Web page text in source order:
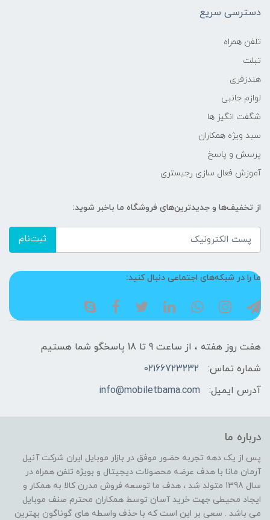
دسترسی سریع
تلفن همراه
تبلت
هندزفری
لوازم جانبی
شگفت انگیز ها
سبد ویژه همکاران
پرسش و پاسخ
آموزش فعال سازی رجیستری
از تخفیف‌ها و جدیدترین‌های فروشگاه ما باخبر شوید:
ثبت‌نام
ما را در شبکه‌های اجتماعی دنبال کنید:
هفت روز هفته ، از ساعت 9 تا 18 پاسخگو شما هستیم
شماره تماس:
02166723232
آدرس ایمیل:
info@mobiletbama.com
درباره ما
پس از یک دهه تجربه حضور موفق در بازار موبایل ایران شرکت آنیل
آرمان مانا با هدف عرضه محصولات دیجیتال و بویژه تلفن همراه در
سال 1398 متولد شد ، هدف ما توسعه فروش مدرن کالا به همکار و
ایجاد محیطی جهت خرید آسان توسط همکاران محترم صنف موبایل
می باشد . سعی بر این است که با حذف واسطه های گوناگون بهترین